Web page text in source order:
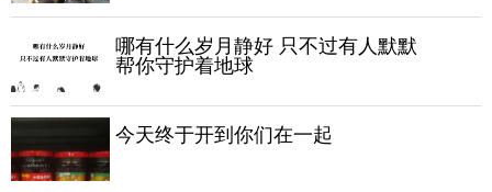
哪有什么岁月静好 只不过有人默默
帮你守护着地球
今天终于开到你们在一起